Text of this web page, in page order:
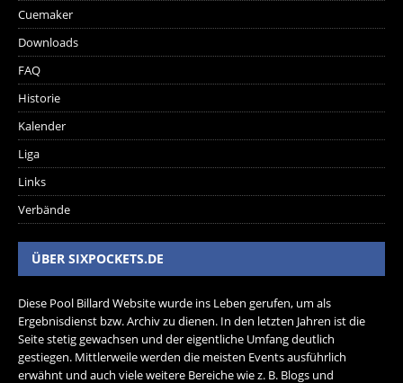
Cuemaker
Downloads
FAQ
Historie
Kalender
Liga
Links
Verbände
ÜBER SIXPOCKETS.DE
Diese Pool Billard Website wurde ins Leben gerufen, um als
Ergebnisdienst bzw. Archiv zu dienen. In den letzten Jahren ist die
Seite stetig gewachsen und der eigentliche Umfang deutlich
gestiegen. Mittlerweile werden die meisten Events ausführlich
erwähnt und auch viele weitere Bereiche wie z. B. Blogs und